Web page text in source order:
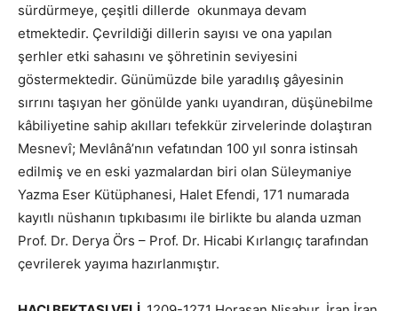
sürdürmeye, çeşitli dillerde okunmaya devam
etmektedir. Çevrildiği dillerin sayısı ve ona yapılan
şerhler etki sahasını ve şöhretinin seviyesini
göstermektedir. Günümüzde bile yaradılış gâyesinin
sırrını taşıyan her gönülde yankı uyandıran, düşünebilme
kâbiliyetine sahip akılları tefekkür zirvelerinde dolaştıran
Mesnevî; Mevlânâ’nın vefatından 100 yıl sonra istinsah
edilmiş ve en eski yazmalardan biri olan Süleymaniye
Yazma Eser Kütüphanesi, Halet Efendi, 171 numarada
kayıtlı nüshanın tıpkıbasımı ile birlikte bu alanda uzman
Prof. Dr. Derya Örs – Prof. Dr. Hicabi Kırlangıç tarafından
çevrilerek yayıma hazırlanmıştır.